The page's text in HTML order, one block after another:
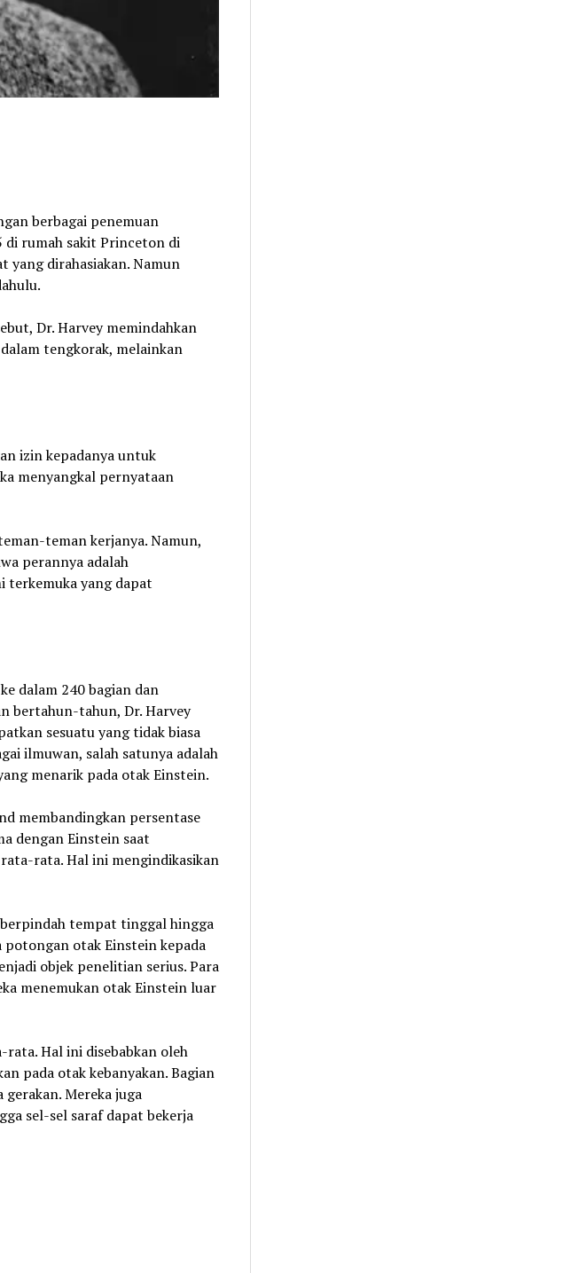
berbagai penemuan
di rumah sakit Princeton di
yang dirahasiakan. Namun
Dr. Harvey memindahkan
tengkorak, melainkan
izin kepadanya untuk
menyangkal pernyataan
teman kerjanya. Namun,
perannya adalah
terkemuka yang dapat
dalam 240 bagian dan
bertahun-tahun, Dr. Harvey
sesuatu yang tidak biasa
ilmuwan, salah satunya adalah
menarik pada otak Einstein.
membandingkan persentase
dengan Einstein saat
rata. Hal ini mengindikasikan
tempat tinggal hingga
potongan otak Einstein kepada
objek penelitian serius. Para
menemukan otak Einstein luar
Hal ini disebabkan oleh
pada otak kebanyakan. Bagian
Mereka juga
sel-sel saraf dapat bekerja